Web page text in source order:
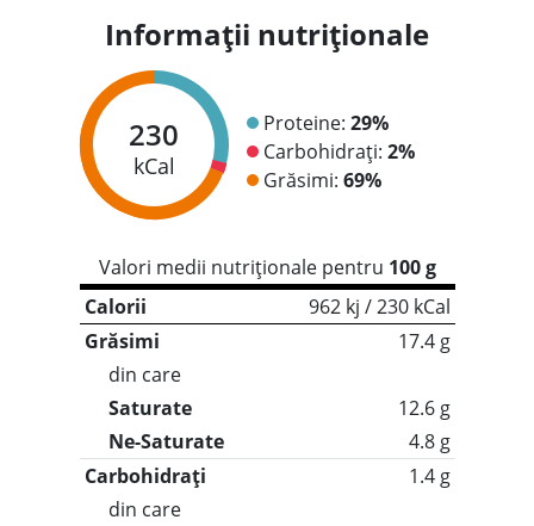
Informații nutriționale
230
kCal
Proteine: 29%
Carbohidrați: 2%
Grăsimi: 69%
Valori medii nutriționale pentru 100 g
Calorii
962 kj / 230 kCal
Grăsimi
17.4 g
din care
Saturate
12.6 g
Ne-Saturate
4.8 g
Carbohidrați
1.4 g
din care